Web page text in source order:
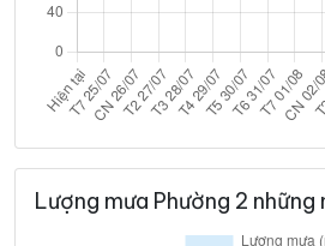
Lượng mưa Phường 2